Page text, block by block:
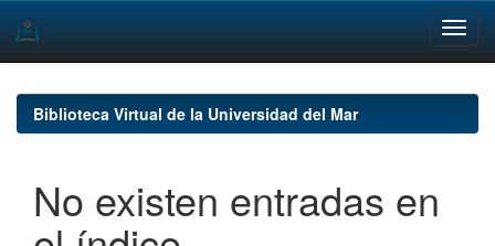
navigationBiblioteca Virtual de la Universidad del Mar
No existen entradas en